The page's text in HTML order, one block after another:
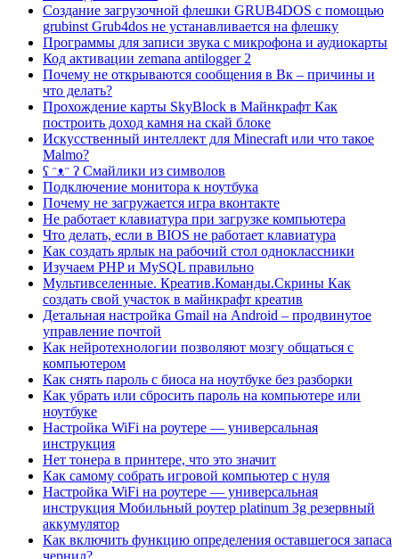
Создание загрузочной флешки GRUB4DOS с помощью
grubinst Grub4dos не устанавливается на флешку
Программы для записи звука с микрофона и аудиокарты
Код активации zemana antilogger 2
Почему не открываются сообщения в Вк – причины и
что делать?
Прохождение карты SkyBlock в Майнкрафт Как
построить доход камня на скай блоке
Искусственный интеллект для Minecraft или что такое
Malmo?
ʕ ᵔᴥᵔ ʔ Смайлики из символов
Подключение монитора к ноутбука
Почему не загружается игра вконтакте
Не работает клавиатура при загрузке компьютера
Что делать, если в BIOS не работает клавиатура
Как создать ярлык на рабочий стол одноклассники
Изучаем PHP и MySQL правильно
Мультивселенные. Креатив.Команды.Скрины Как
создать свой участок в майнкрафт креатив
Детальная настройка Gmail на Android – продвинутое
управление почтой
Как нейротехнологии позволяют мозгу общаться с
компьютером
Как снять пароль с биоса на ноутбуке без разборки
Как убрать или сбросить пароль на компьютере или
ноутбуке
Настройка WiFi на роутере — универсальная
инструкция
Нет тонера в принтере, что это значит
Как самому собрать игровой компьютер с нуля
Настройка WiFi на роутере — универсальная
инструкция Мобильный роутер platinum 3g резервный
аккумулятор
Как включить функцию определения оставшегося запаса
чернил?